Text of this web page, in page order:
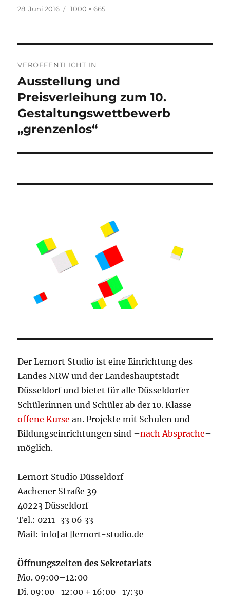
Veröffentlicht
28. Juni 2016 Originalgröße
1000 × 665
VERÖFFENTLICHT IN
Ausstellung und
Preisverleihung zum 10.
Gestaltungswettbewerb
„grenzenlos“
Der Lernort Studio ist eine Einrichtung des
Landes NRW und der Landeshauptstadt
Düsseldorf und bietet für alle Düsseldorfer
Schülerinnen und Schüler ab der 10. Klasse
offene Kurse an. Projekte mit Schulen und
Bildungseinrichtungen sind –nach Absprache–
möglich.
Lernort Studio Düsseldorf
Aachener Straße 39
40223 Düsseldorf
Tel.: 0211-33 06 33
Mail: info[at]lernort-studio.de
Öffnungszeiten des Sekretariats
Mo. 09:00–12:00
Di. 09:00–12:00 + 16:00–17:30